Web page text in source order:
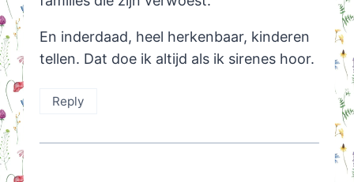
En inderdaad, heel herkenbaar, kinderen
tellen. Dat doe ik altijd als ik sirenes hoor.
Reply